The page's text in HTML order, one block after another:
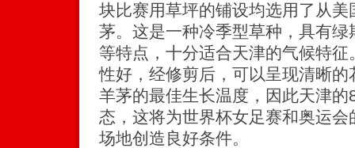
块比赛用草坪的铺设均选用了从
茅。这是一种冷季型草种，具有
等特点，十分适合天津的气候特
性好，经修剪后，可以呈现清晰
羊茅的最佳生长温度，因此天津
态，这将为世界杯女足赛和奥运
场地创造良好条件。